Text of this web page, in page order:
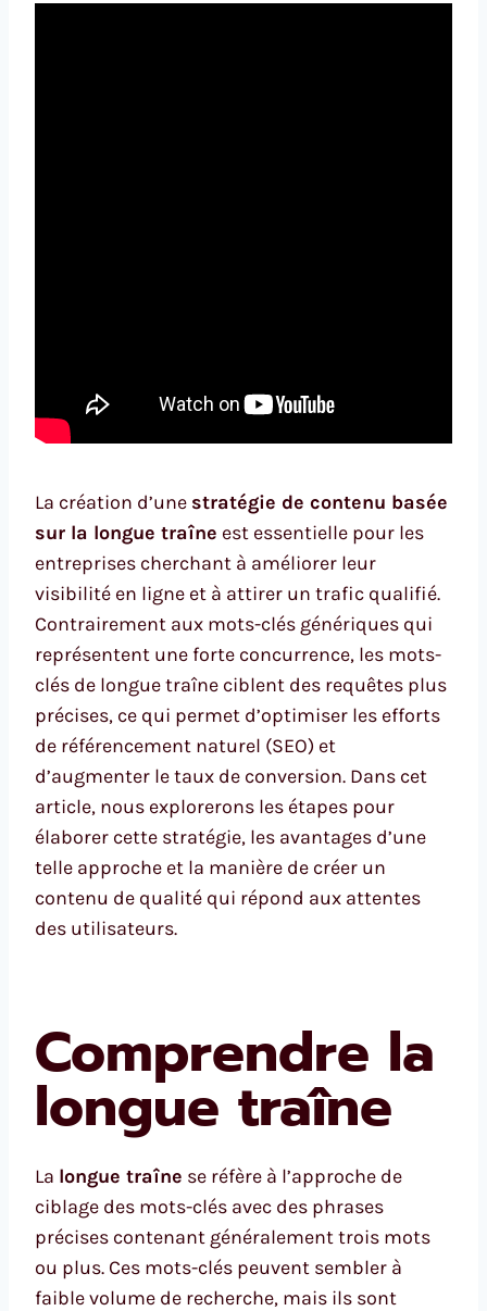
La création d’une stratégie de contenu basée
sur la longue traîne est essentielle pour les
entreprises cherchant à améliorer leur
visibilité en ligne et à attirer un trafic qualifié.
Contrairement aux mots-clés génériques qui
représentent une forte concurrence, les mots-
clés de longue traîne ciblent des requêtes plus
précises, ce qui permet d’optimiser les efforts
de référencement naturel (SEO) et
d’augmenter le taux de conversion. Dans cet
article, nous explorerons les étapes pour
élaborer cette stratégie, les avantages d’une
telle approche et la manière de créer un
contenu de qualité qui répond aux attentes
des utilisateurs.
Comprendre la
longue traîne
La longue traîne se réfère à l’approche de
ciblage des mots-clés avec des phrases
précises contenant généralement trois mots
ou plus. Ces mots-clés peuvent sembler à
faible volume de recherche, mais ils sont